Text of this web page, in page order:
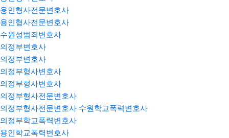
용인형사전문변호사
용인형사전문변호사
수원성범죄변호사
의정부변호사
의정부변호사
의정부형사변호사
의정부형사변호사
의정부형사전문변호사
의정부형사전문변호사 수원학교폭력변호사
의정부학교폭력변호사
용인학교폭력변호사